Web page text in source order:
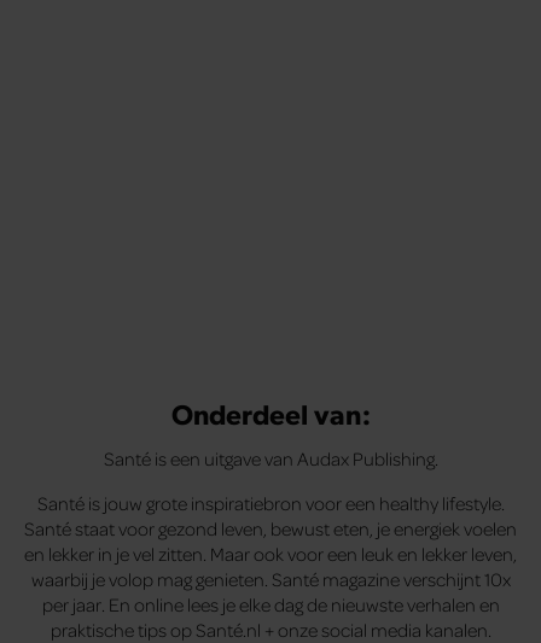
Onderdeel van:
Santé is een uitgave van Audax Publishing.
Santé is jouw grote inspiratiebron voor een healthy lifestyle.
Santé staat voor gezond leven, bewust eten, je energiek voelen
en lekker in je vel zitten. Maar ook voor een leuk en lekker leven,
waarbij je volop mag genieten. Santé magazine verschijnt 10x
per jaar. En online lees je elke dag de nieuwste verhalen en
praktische tips op Santé.nl + onze social media kanalen.